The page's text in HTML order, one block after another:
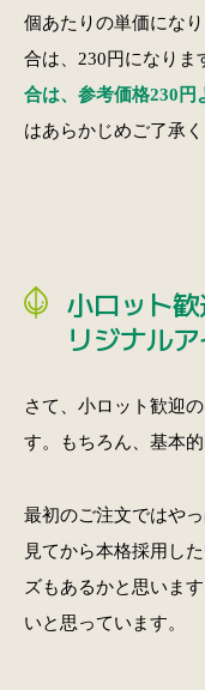
個あたりの単価にな
合は、230円になりま
合は、参考価格230円
はあらかじめご了承く
小ロット
リジナル
さて、小ロット歓迎
す。もちろん、基本
最初のご注文ではや
見てから本格採用し
ズもあるかと思いま
いと思っています。